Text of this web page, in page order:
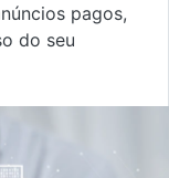
pagos,
do seu